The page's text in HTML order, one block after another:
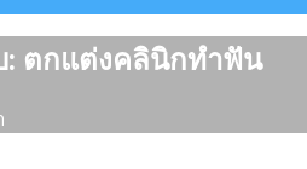
ตกแต่งคลินิกทำฟัน